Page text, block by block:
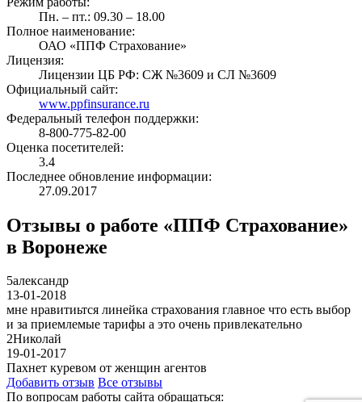
Пн. – пт.: 09.30 – 18.00
Полное наименование:
ОАО «ППФ Страхование»
Лицензия:
Лицензии ЦБ РФ: СЖ №3609 и СЛ №3609
Официальный сайт:
www.ppfinsurance.ru
Федеральный телефон поддержки:
8-800-775-82-00
Оценка посетителей:
3.4
Последнее обновление информации:
27.09.2017
Отзывы о работе «ППФ Страхование»
в Воронеже
5александр
13-01-2018
мне нравитиьтся линейка страхования главное что есть выбор
и за приемлемые тарифы а это очень привлекательно
2Николай
19-01-2017
Пахнет куревом от женщин агентов
Добавить отзыв Все отзывы
По вопросам работы сайта обращаться: